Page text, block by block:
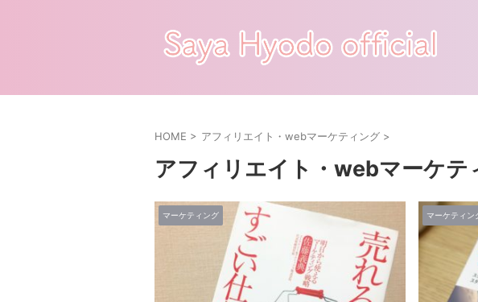
HOME > アフィリエイト・webマーケティング >
アフィリエイト・webマーケテ
マーケティング マーケティン